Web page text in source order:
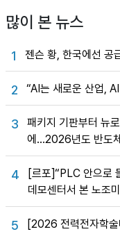
많이 본 뉴스
1 젠슨 황, 한국에선 공
2 “AI는 새로운 산업,
3
패키지 기판부터 뉴
에…2026년도 반도
4
[르포]“PLC 안으로
데모센터서 본 노조
5
[2026 전력전자학